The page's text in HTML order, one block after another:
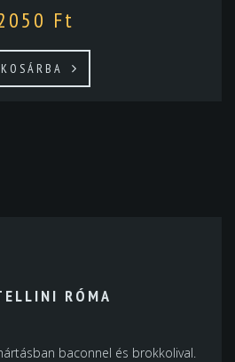
Ft
KOSÁRBA
RÓMA
baconnel és brokkolival.